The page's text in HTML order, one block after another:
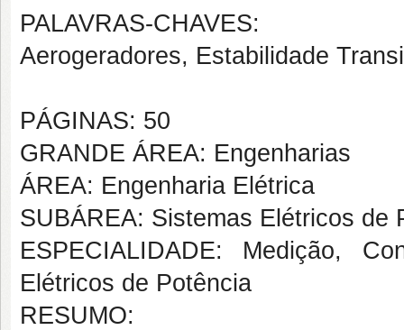
PALAVRAS-CHAVES:
Aerogeradores, Estabilidade
PÁGINAS: 50
GRANDE ÁREA: Engenharias
ÁREA: Engenharia Elétrica
SUBÁREA: Sistemas Elétricos de
ESPECIALIDADE: Medição,
Elétricos de Potência
RESUMO: